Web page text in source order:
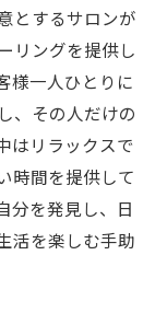
とするサロンが
リングを提供し
様一人ひとりに
、その人だけの
はリラックスで
時間を提供して
分を発見し、日
活を楽しむ手助